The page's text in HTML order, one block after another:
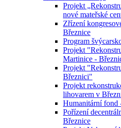
Projekt
nové mateřské
Zřízení
Březnice
Program
Projekt
Martinice -
Projekt
Březnici"
Projekt
lihovarem v
Humanitární fond
Pořízení
Březnice